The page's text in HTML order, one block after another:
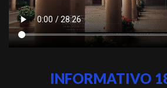
INFORMATIVO